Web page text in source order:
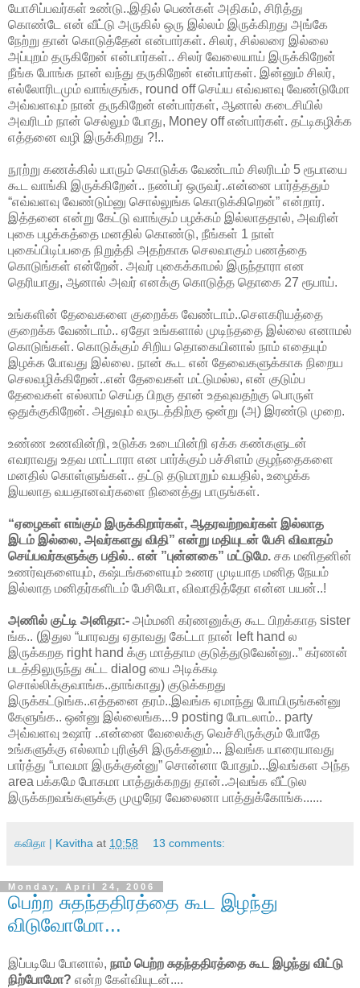
யோசிப்பவர்கள் உண்டு..இதில் பெண்கள் அதிகம், சிரித்து
கொண்டே என் வீட்டு அருகில் ஒரு இல்லம் இருக்கிறது அங்கே
நேற்று தான் கொடுத்தேன் என்பார்கள். சிலர், சில்லரை இல்லை
அப்புறம் தருகிறேன் என்பார்கள்.. சிலர் வேலையாய் இருக்கிறேன்
நீங்க போங்க நான் வந்து தருகிறேன் என்பார்கள். இன்னும் சிலர்,
எல்லோரிடமும் வாங்குங்க, round off செய்ய எவ்வளவு வேண்டுமோ
அவ்வளவும் நான் தருகிறேன் என்பார்கள், ஆனால் கடைசியில்
அவரிடம் நான் செல்லும் போது, Money off என்பார்கள். தட்டிகழிக்க
எத்தனை வழி இருக்கிறது ?!..
நூற்று கணக்கில் யாரும் கொடுக்க வேண்டாம் சிலரிடம் 5 ரூபாயை
கூட வாங்கி இருக்கிறேன்.. நண்பர் ஒருவர்..என்னை பார்த்ததும்
“எவ்வளவு வேண்டும்னு சொல்லுங்க கொடுக்கிறென்” என்றார்.
இத்தனை என்று கேட்டு வாங்கும் பழக்கம் இல்லாததால், அவரின்
புகை பழக்கத்தை மனதில் கொண்டு, நீங்கள் 1 நாள்
புகைப்பிடிப்பதை நிறுத்தி அதற்காக செலவாகும் பணத்தை
கொடுங்கள் என்றேன். அவர் புகைக்காமல் இருந்தாரா என
தெரியாது, ஆனால் அவர் எனக்கு கொடுத்த தொகை 27 ரூபாய்.
உங்களின் தேவைகளை குறைக்க வேண்டாம்..செளகரியத்தை
குறைக்க வேண்டாம்.. ஏதோ உங்களால் முடிந்ததை இல்லை எனாமல்
கொடுங்கள். கொடுக்கும் சிறிய தொகையினால் நாம் எதையும்
இழக்க போவது இல்லை. நான் கூட என் தேவைகளுக்காக நிறைய
செலவழிக்கிறேன்..என் தேவைகள் மட்டுமல்ல, என் குடும்ப
தேவைகள் எல்லாம் செய்த பிறகு தான் உதவுவதற்கு பொருள்
ஒதுக்குகிறேன். அதுவும் வருடத்திற்கு ஒன்று (அ) இரண்டு முறை.
உண்ண உணவின்றி, உடுக்க உடையின்றி ஏக்க கண்களுடன்
எவராவது உதவ மாட்டாரா என பார்க்கும் பச்சிளம் குழந்தைகளை
மனதில் கொள்ளுங்கள்.. தட்டு தடுமாறும் வயதில், உழைக்க
இயலாத வயதானவர்களை நினைத்து பாருங்கள்.
“ஏழைகள் எங்கும் இருக்கிறார்கள், ஆதரவற்றவர்கள் இல்லாத
இடம் இல்லை, அவர்களது விதி” என்று மதியுடன் பேசி விவாதம்
செய்பவர்களுக்கு பதில்.. என் ”புன்னகை” மட்டுமே. சக மனிதனின்
உணர்வுகளையும், கஷ்டங்களையும் உணர முடியாத மனித நேயம்
இல்லாத மனிதர்களிடம் பேசியோ, விவாதித்தோ என்ன பயன்..!
அணில் குட்டி அனிதா:- அம்மனி கர்ணனுக்கு கூட பிறக்காத sister
ங்க.. (இதுல “யாரவது ஏதாவது கேட்டா நான் left hand ல
இருக்கறத right hand க்கு மாத்தாம குடுத்துடுவேன்னு..” கர்ணன்
படத்திலுருந்து சுட்ட dialog யை அடிக்கடி
சொல்லிக்குவாங்க..தாங்காது) குடுக்கறது
இருக்கட்டுங்க..எத்தனை தரம்..இவங்க ஏமாந்து போயிருங்கன்னு
கேளுங்க.. ஒன்னு இல்லைங்க...9 posting போடலாம்.. party
அவ்வளவு உஷார் ..என்னை வேலைக்கு வெச்சிருக்கும் போதே
உங்களுக்கு எல்லாம் புரிஞ்சி இருக்கனும்... இவங்க யாரையாவது
பார்த்து “பாவமா இருக்குன்னு” சொன்னா போதும்...இவங்கள அந்த
area பக்கமே போகமா பாத்துக்கறது தான்..அவங்க வீட்டுல
இருக்கறவங்களுக்கு முழுநேர வேலைனா பாத்துக்கோங்க......
கவிதா | Kavitha at 10:58 13 comments:
Monday, April 24, 2006
பெற்ற சுதந்ததிரத்தை கூட இழந்து
விடுவோமோ...
இப்படியே போனால், நாம் பெற்ற சுதந்ததிரத்தை கூட இழந்து விட்டு
நிற்போமோ? என்ற கேள்வியுடன்....